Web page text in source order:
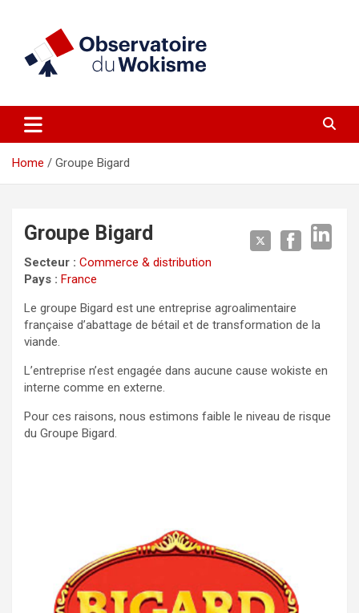
Observatoire du Wokisme
Home Groupe Bigard
Groupe Bigard
Secteur : Commerce & distribution
Pays : France
Le groupe Bigard est une entreprise agroalimentaire
française d’abattage de bétail et de transformation de la
viande.
L’entreprise n’est engagée dans aucune cause wokiste en
interne comme en externe.
Pour ces raisons, nous estimons faible le niveau de risque
du Groupe Bigard.